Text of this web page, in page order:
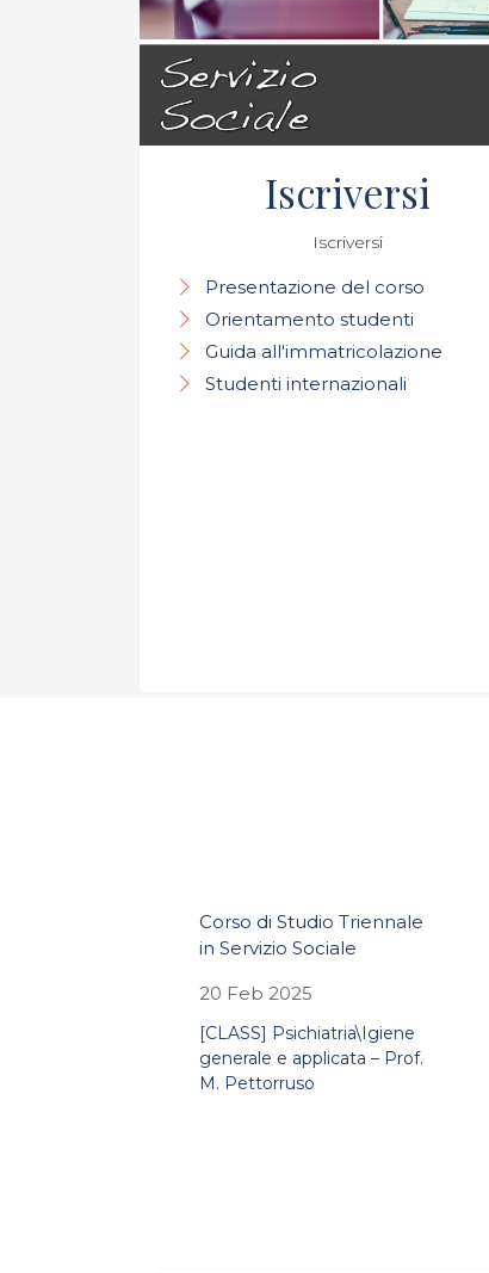
Iscriversi
Iscriversi
Presentazione del corso
Orientamento studenti
Guida all'immatricolazione
Studenti internazionali
Corso di Studio Triennale
in Servizio Sociale
20 Feb 2025
[CLASS] Psichiatria\Igiene
generale e applicata – Prof.
M. Pettorruso